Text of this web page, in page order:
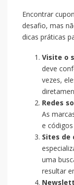
Encontrar
desafio, mas
dicas práticas
Visite o
deve
vezes,
Redes
As
e
Sites de
uma
resultar